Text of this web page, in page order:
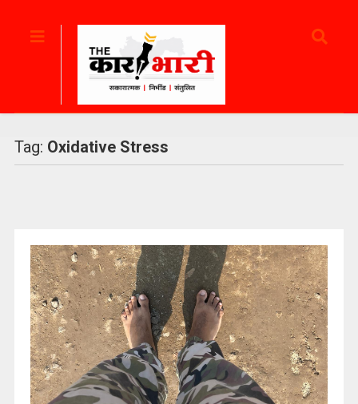
Tag: Oxidative Stress